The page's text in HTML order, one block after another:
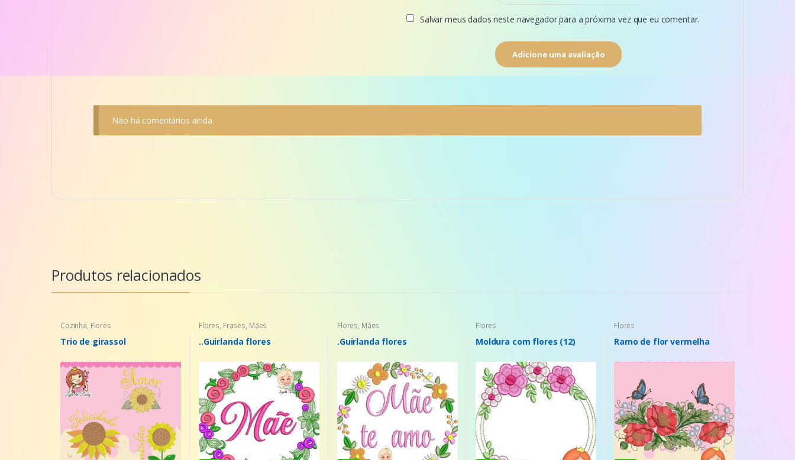
Salvar meus dados neste navegador para a próxima vez que eu comentar.
Não há comentários ainda.
Produtos relacionados
Cozinha, Flores
Trio de girassol
Flores, Frases, Mães
..Guirlanda flores
Flores, Mães
.Guirlanda flores
Flores
Moldura com flores (12)
Flores
Ramo de flor vermelha